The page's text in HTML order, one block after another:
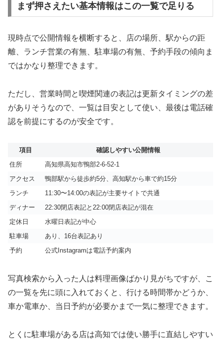
まず押さえたい基本情報はこの一覧で足りる
現時点で公開情報を横断すると、店の場所、駅からの距
離、ランチ営業の有無、駐車場の有無、予約手段の傾向ま
ではかなり整理できます。
ただし、営業時間と喫煙関連の表記は更新タイミングの差
がありそうなので、一覧は目安として使い、最後は電話確
認を前提にするのが安全です。
項目
確認しやすい公開情報
住所
高知県高知市鴨部2-6-52-1
アクセス
鴨部駅から徒歩約5分、高知駅から車で約15分
ランチ
11:30〜14:00の表記が主要サイトで共通
ディナー
22:30閉店表記と22:00閉店表記が混在
定休日
水曜日表記が中心
駐車場
あり、16台表記あり
予約
公式Instagramは電話予約案内
写真検索から入った人は料理画像ばかり見がちですが、こ
の一覧を先に頭に入れておくと、行ける時間帯かどうか、
車か電車か、当日予約が必要かまで一気に整理できます。
とくに駐車場がある店は高知では使い勝手に直結しやすい